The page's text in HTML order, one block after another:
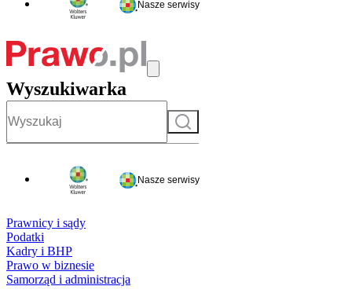
Nasze serwisy
Wyszukiwarka
Szukaj
Nasze serwisy
Prawnicy i sądy
Podatki
Kadry i BHP
Prawo w biznesie
Samorząd i administracja